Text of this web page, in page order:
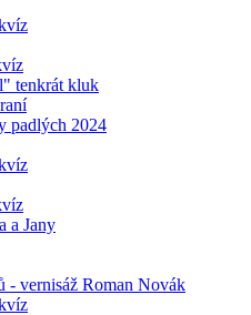
tenkrát kluk
padlých 2024
a Jany
- vernisáž Roman Novák